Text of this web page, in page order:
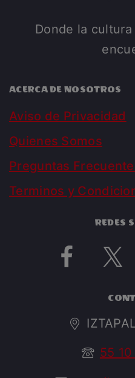
Donde la
ACERCA DE NOSOTROS
Aviso de Privacidad
Quienes Somos
Preguntas
Terminos y
REDES
55